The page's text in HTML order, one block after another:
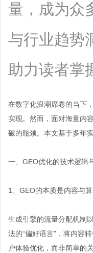
量，成为众
与行业趋势
助力读者掌
在数字化浪潮席卷的当下
实现。然而，面对海量内
破的瓶颈。本文基于多年
一、GEO优化的技术逻辑
1、GEO的本质是内容与
生成引擎的流量分配机制
法的“偏好语言”，将内容
户体验优化，而非简单的